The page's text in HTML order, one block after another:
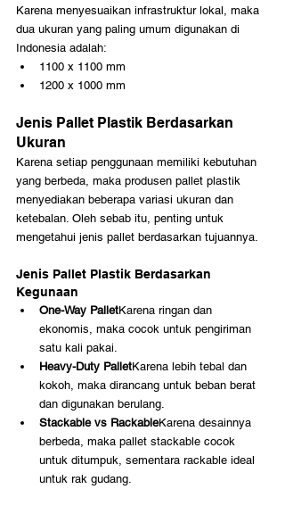
Karena menyesuaikan infrastruktur lokal, maka
dua ukuran yang paling umum digunakan di
Indonesia adalah:
1100 x 1100 mm
1200 x 1000 mm
Jenis Pallet Plastik Berdasarkan
Ukuran
Karena setiap penggunaan memiliki kebutuhan
yang berbeda, maka produsen pallet plastik
menyediakan beberapa variasi ukuran dan
ketebalan. Oleh sebab itu, penting untuk
mengetahui jenis pallet berdasarkan tujuannya.
Jenis Pallet Plastik Berdasarkan
Kegunaan
One-Way PalletKarena ringan dan
ekonomis, maka cocok untuk pengiriman
satu kali pakai.
Heavy-Duty PalletKarena lebih tebal dan
kokoh, maka dirancang untuk beban berat
dan digunakan berulang.
Stackable vs RackableKarena desainnya
berbeda, maka pallet stackable cocok
untuk ditumpuk, sementara rackable ideal
untuk rak gudang.